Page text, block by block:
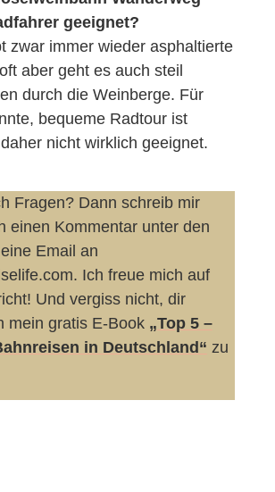
geeignet?
zwar immer wieder asphaltierte
aber geht es auch steil
durch die Weinberge. Für
bequeme Radtour ist
nicht wirklich geeignet.
Fragen? Dann schreib mir
einen Kommentar unter den
Email an
Ich freue mich auf
Und vergiss nicht, dir
mein gratis E-Book „Top 5 –
in Deutschland“ zu